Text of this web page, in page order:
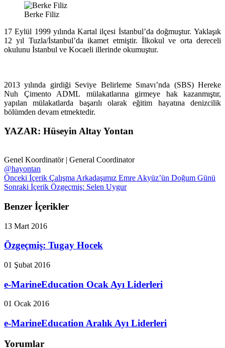
Berke Filiz
17 Eylül 1999 yılında Kartal ilçesi İstanbul’da doğmuştur. Yaklaşık
12 yıl Tuzla/İstanbul’da ikamet etmiştir. İlkokul ve orta dereceli
okulunu İstanbul ve Kocaeli illerinde okumuştur.
2013 yılında girdiği Seviye Belirleme Sınavı’nda (SBS) Hereke
Nuh Çimento ADML mülakatlarına girmeye hak kazanmıştır,
yapılan mülakatlarda başarılı olarak eğitim hayatına denizcilik
bölümden devam etmektedir.
YAZAR: Hüseyin Altay Yontan
Genel Koordinatör | General Coordinator
@hayontan
Önceki İçerik Çalışma Arkadaşımız Emre Akyüz’ün Doğum Günü
Sonraki İçerik Özgeçmiş: Selen Uygur
Benzer İçerikler
13 Mart 2016
Özgeçmiş: Tugay Hocek
01 Şubat 2016
e-MarineEducation Ocak Ayı Liderleri
01 Ocak 2016
e-MarineEducation Aralık Ayı Liderleri
Yorumlar